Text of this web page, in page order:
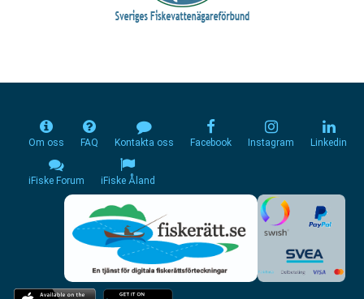
Om oss FAQ Kontakta oss Facebook Instagram Linkedin
iFiske Forum iFiske Åland